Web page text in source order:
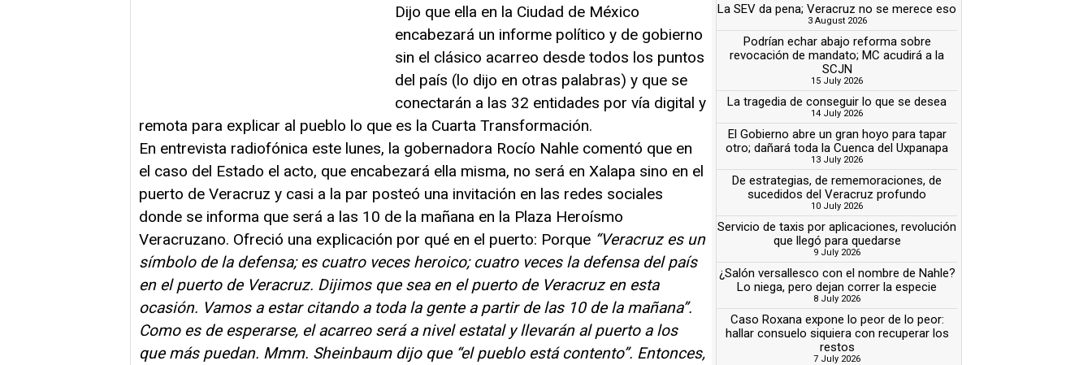
Dijo que ella en la Ciudad de México
encabezará un informe político y de gobierno
sin el clásico acarreo desde todos los puntos
del país (lo dijo en otras palabras) y que se
conectarán a las 32 entidades por vía digital y
remota para explicar al pueblo lo que es la Cuarta Transformación.
En entrevista radiofónica este lunes, la gobernadora Rocío Nahle comentó que en
el caso del Estado el acto, que encabezará ella misma, no será en Xalapa sino en el
puerto de Veracruz y casi a la par posteó una invitación en las redes sociales
donde se informa que será a las 10 de la mañana en la Plaza Heroísmo
Veracruzano. Ofreció una explicación por qué en el puerto: Porque “Veracruz es un
símbolo de la defensa; es cuatro veces heroico; cuatro veces la defensa del país
en el puerto de Veracruz. Dijimos que sea en el puerto de Veracruz en esta
ocasión. Vamos a estar citando a toda la gente a partir de las 10 de la mañana”.
Como es de esperarse, el acarreo será a nivel estatal y llevarán al puerto a los
que más puedan. Mmm. Sheinbaum dijo que “el pueblo está contento”. Entonces,
La SEV da pena; Veracruz no se merece eso
3 August 2026
Podrían echar abajo reforma sobre
revocación de mandato; MC acudirá a la
SCJN
15 July 2026
La tragedia de conseguir lo que se desea
14 July 2026
El Gobierno abre un gran hoyo para tapar
otro; dañará toda la Cuenca del Uxpanapa
13 July 2026
De estrategias, de rememoraciones, de
sucedidos del Veracruz profundo
10 July 2026
Servicio de taxis por aplicaciones, revolución
que llegó para quedarse
9 July 2026
¿Salón versallesco con el nombre de Nahle?
Lo niega, pero dejan correr la especie
8 July 2026
Caso Roxana expone lo peor de lo peor:
hallar consuelo siquiera con recuperar los
restos
7 July 2026